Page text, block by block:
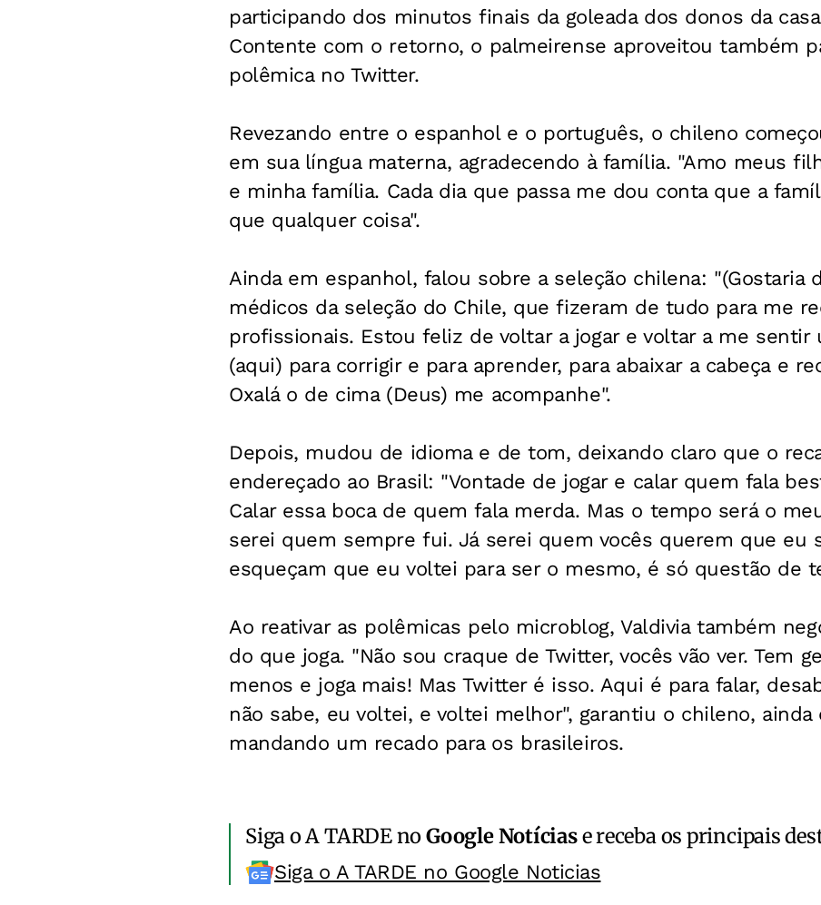
participando dos minutos finais da goleada dos donos da
Contente com o retorno, o palmeirense aproveitou também
polêmica no Twitter.
Revezando entre o espanhol e o português, o chileno
em sua língua materna, agradecendo à família. "Amo meus
e minha família. Cada dia que passa me dou conta que a
que qualquer coisa".
Ainda em espanhol, falou sobre a seleção chilena: "(Gostaria
médicos da seleção do Chile, que fizeram de tudo para me
profissionais. Estou feliz de voltar a jogar e voltar a me sentir
(aqui) para corrigir e para aprender, para abaixar a cabeça e
Oxalá o de cima (Deus) me acompanhe".
Depois, mudou de idioma e de tom, deixando claro que o
endereçado ao Brasil: "Vontade de jogar e calar quem fala
Calar essa boca de quem fala merda. Mas o tempo será o
serei quem sempre fui. Já serei quem vocês querem que eu
esqueçam que eu voltei para ser o mesmo, é só questão de
Ao reativar as polêmicas pelo microblog, Valdivia também
do que joga. "Não sou craque de Twitter, vocês vão ver. Tem
menos e joga mais! Mas Twitter é isso. Aqui é para falar,
não sabe, eu voltei, e voltei melhor", garantiu o chileno, ainda
mandando um recado para os brasileiros.
Siga o A TARDE noGoogle Notíciase receba os principais
Siga o A TARDE no Google Noticias